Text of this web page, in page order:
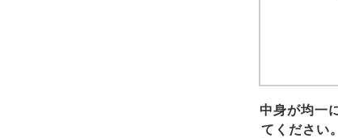
中身が均一
てください